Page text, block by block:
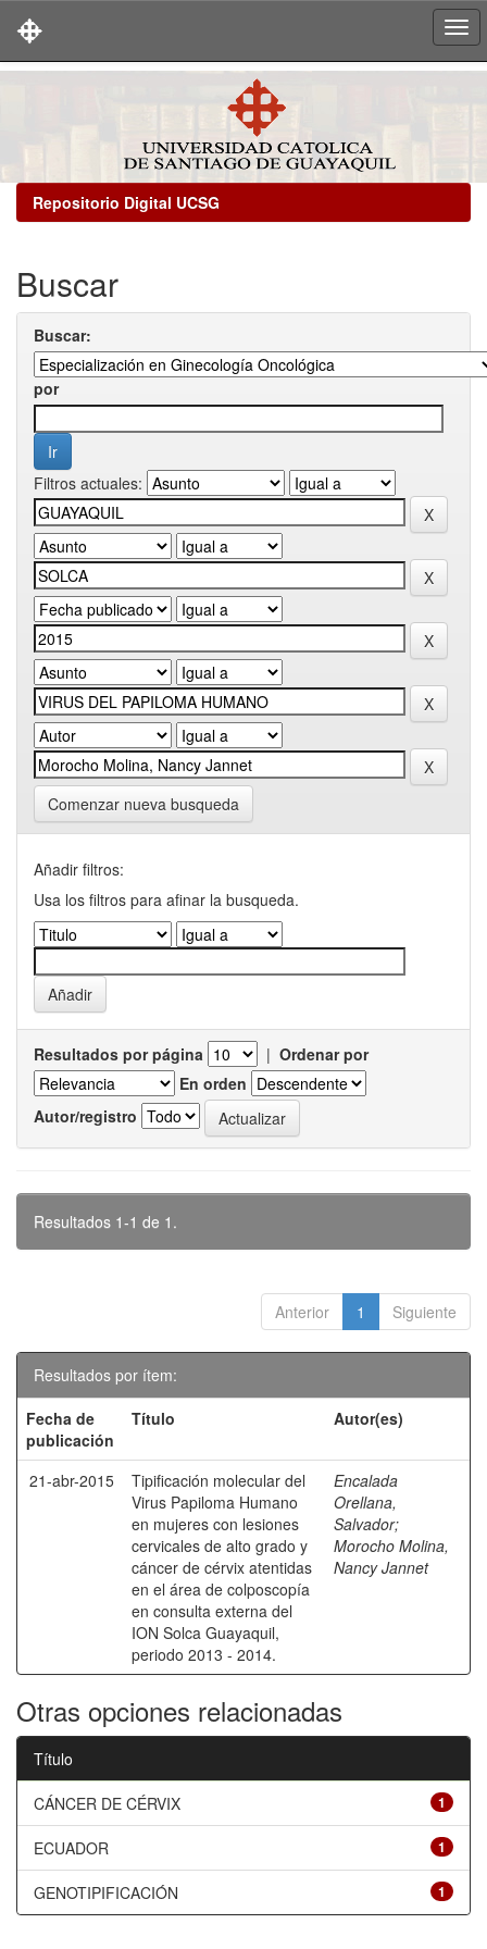
Repositorio Digital UCSG
Buscar
Buscar:
por
Filtros actuales:
Comenzar nueva busqueda
Añadir filtros:
Usa los filtros para afinar la busqueda.
Resultados por página | Ordenar por
En orden
Autor/registro
Resultados 1-1 de 1.
Anterior 1 Siguiente
Resultados por ítem:
Fecha de
publicación
Título Autor(es)
21-abr-2015
Tipificación molecular del
Virus Papiloma Humano
en mujeres con lesiones
cervicales de alto grado y
cáncer de cérvix atentidas
en el área de colposcopía
en consulta externa del
ION Solca Guayaquil,
periodo 2013 - 2014.
Encalada
Orellana,
Salvador;
Morocho Molina,
Nancy Jannet
Otras opciones relacionadas
Título
1
CÁNCER DE CÉRVIX
1
ECUADOR
1
GENOTIPIFICACIÓN